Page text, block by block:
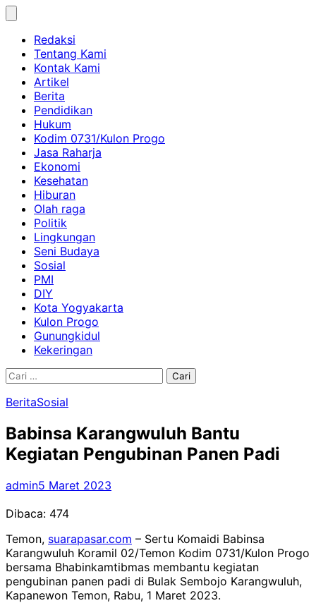
Skip
contentRedaksi
Tentang Kami
Kontak Kami
Artikel
Berita
Pendidikan
Hukum
Kodim 0731/Kulon Progo
Jasa Raharja
Ekonomi
Kesehatan
Hiburan
Olah raga
Politik
Lingkungan
Seni Budaya
Sosial
PMI
DIY
Kota Yogyakarta
Kulon Progo
Gunungkidul
Kekeringan
Cari
BeritaSosial
Babinsa Karangwuluh Bantu
Kegiatan Pengubinan Panen Padi
admin5 Maret 2023
Dibaca: 474
Temon, suarapasar.com – Sertu Komaidi Babinsa
Karangwuluh Koramil 02/Temon Kodim 0731/Kulon Progo
bersama Bhabinkamtibmas membantu kegiatan
pengubinan panen padi di Bulak Sembojo Karangwuluh,
Kapanewon Temon, Rabu, 1 Maret 2023.